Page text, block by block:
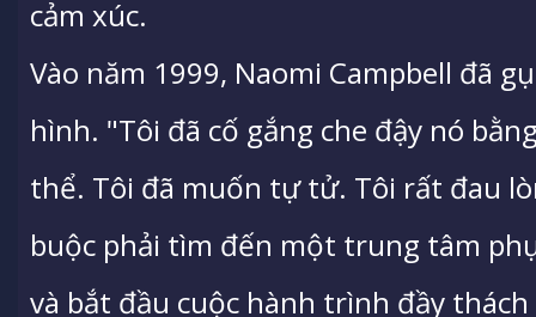
cảm xúc.
Vào năm 1999, Naomi Campbell đã
hình. "Tôi đã cố gắng che đậy nó
thể. Tôi đã muốn tự tử. Tôi rất đau
buộc phải tìm đến một trung tâm
và bắt đầu cuộc hành trình đầy